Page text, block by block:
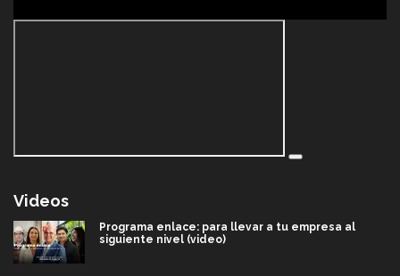
Videos
Programa enlace: para llevar a tu empresa al
siguiente nivel (video)